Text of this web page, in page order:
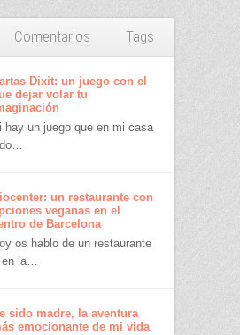
Comentarios Tags
Dixit: un juego con el
dejar volar tu
hay un juego que en mi casa
un restaurante con
veganas en el
de Barcelona
os hablo de un restaurante
en la…
sido madre, la aventura
emocionante de mi vida